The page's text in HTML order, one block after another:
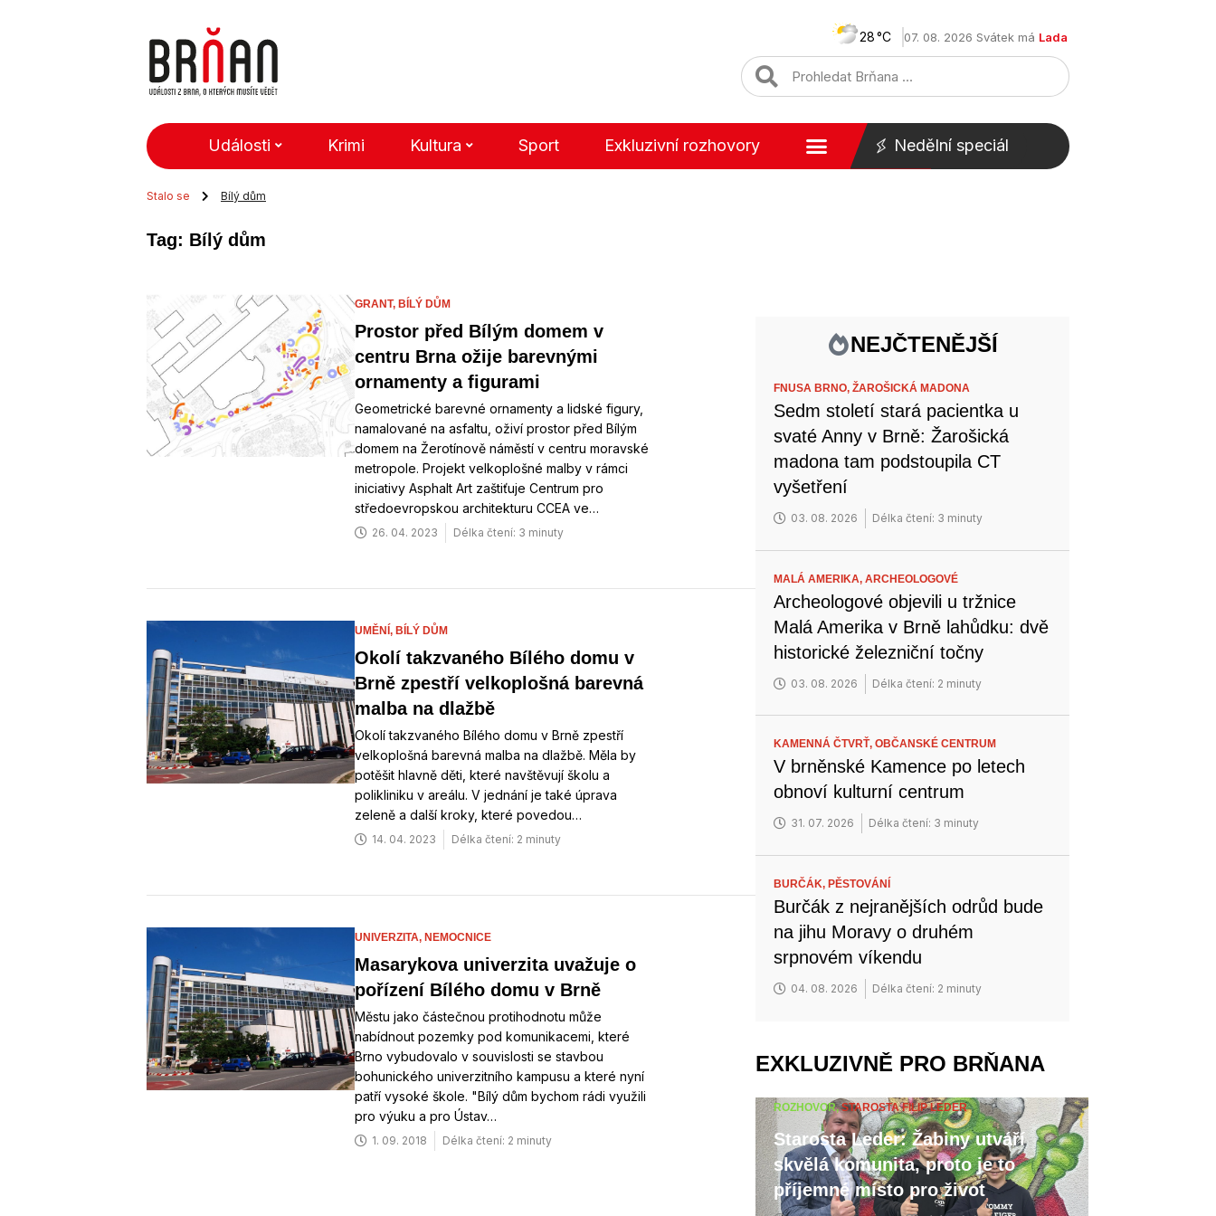
28 07. 08. 2026 Svátek má Lada
Události Krimi Kultura Sport Exkluzivní rozhovory Nedělní speciál
Stalo se Bílý dům
Tag: Bílý dům
GRANT, BÍLÝ DŮM
Prostor před Bílým domem v
centru Brna ožije barevnými
ornamenty a figurami
Geometrické barevné ornamenty a lidské figury,
namalované na asfaltu, oživí prostor před Bílým
domem na Žerotínově náměstí v centru moravské
metropole. Projekt velkoplošné malby v rámci
iniciativy Asphalt Art zaštiťuje Centrum pro
středoevropskou architekturu CCEA ve…
26. 04. 2023 Délka čtení: 3 minuty
UMĚNÍ, BÍLÝ DŮM
Okolí takzvaného Bílého domu v
Brně zpestří velkoplošná barevná
malba na dlažbě
Okolí takzvaného Bílého domu v Brně zpestří
velkoplošná barevná malba na dlažbě. Měla by
potěšit hlavně děti, které navštěvují školu a
polikliniku v areálu. V jednání je také úprava
zeleně a další kroky, které povedou…
14. 04. 2023 Délka čtení: 2 minuty
UNIVERZITA, NEMOCNICE
Masarykova univerzita uvažuje o
pořízení Bílého domu v Brně
Městu jako částečnou protihodnotu může
nabídnout pozemky pod komunikacemi, které
Brno vybudovalo v souvislosti se stavbou
bohunického univerzitního kampusu a které nyní
patří vysoké škole. "Bílý dům bychom rádi využili
pro výuku a pro Ústav…
1. 09. 2018 Délka čtení: 2 minuty
NEJČTENĚJŠÍ
FNUSA BRNO,ŽAROŠICKÁ MADONA
Sedm století stará pacientka u
svaté Anny v Brně: Žarošická
madona tam podstoupila CT
vyšetření
03. 08. 2026 Délka čtení: 3 minuty
MALÁ AMERIKA,ARCHEOLOGOVÉ
Archeologové objevili u tržnice
Malá Amerika v Brně lahůdku: dvě
historické železniční točny
03. 08. 2026 Délka čtení: 2 minuty
KAMENNÁ ČTVRŤ,OBČANSKÉ CENTRUM
V brněnské Kamence po letech
obnoví kulturní centrum
31. 07. 2026 Délka čtení: 3 minuty
BURČÁK,PĚSTOVÁNÍ
Burčák z nejranějších odrůd bude
na jihu Moravy o druhém
srpnovém víkendu
04. 08. 2026 Délka čtení: 2 minuty
EXKLUZIVNĚ PRO BRŇANA
ROZHOVOR,STAROSTA FILIP LEDER
Starosta Leder: Žabiny utváří
skvělá komunita, proto je to
příjemné místo pro život